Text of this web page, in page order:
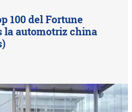
100 del Fortune
la automotriz china